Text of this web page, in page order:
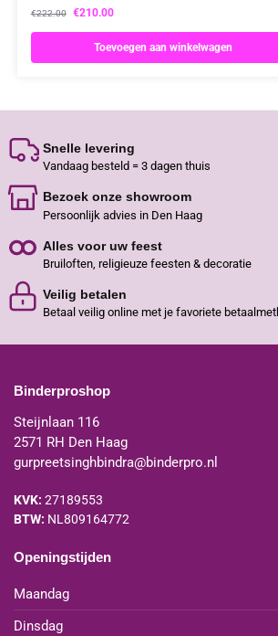
€222.00 €210.00
Toevoegen aan winkelwagen
Snelle levering
Vandaag besteld = 3 dagen thuis
Bezoek onze showroom
Persoonlijk advies in Den Haag
Alles voor uw feest
Bruiloften, religieuze feesten & decoratie
Veilig betalen
Betaal veilig online met je favoriete
Binderproshop
Steijnlaan 116
2571 RH Den Haag
gurpreetsinghbindra@binderpro.nl
KVK: 27189553
BTW: NL809164772
Openingstijden
Maandag
Dinsdag